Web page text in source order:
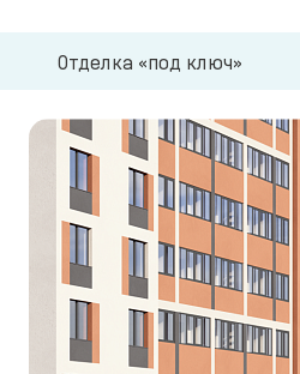
Отделка «под ключ»